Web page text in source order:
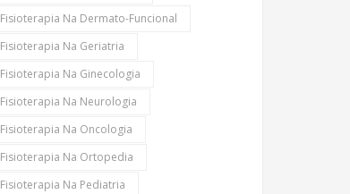
Fisioterapia Na Dermato-Funcional
Fisioterapia Na Geriatria
Fisioterapia Na Ginecologia
Fisioterapia Na Neurologia
Fisioterapia Na Oncologia
Fisioterapia Na Ortopedia
Fisioterapia Na Pediatria